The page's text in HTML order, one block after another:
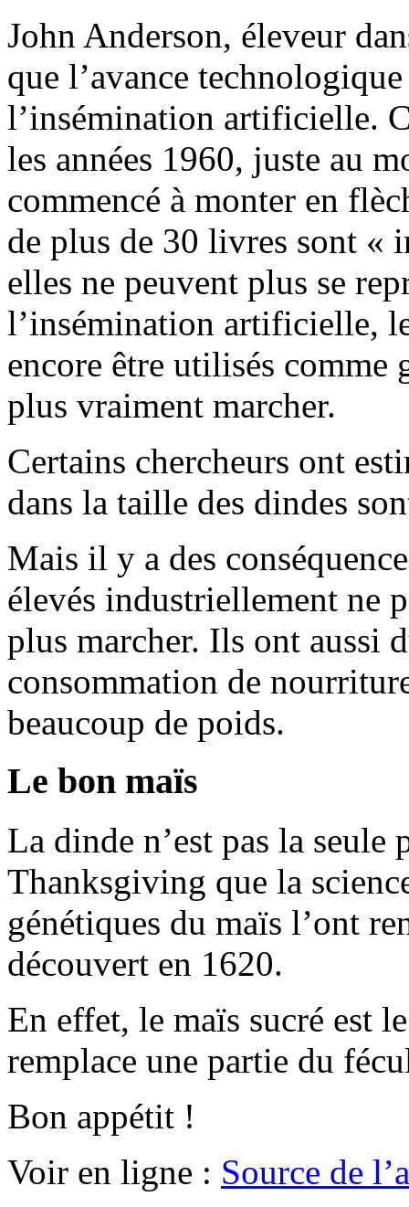
John Anderson, éleveur
que l’avance
l’insémination artificielle.
les années 1960, juste au
commencé à monter en
de plus de 30 livres sont «
elles ne peuvent plus se
l’insémination artificielle,
encore être utilisés comme
plus vraiment marcher.
Certains chercheurs ont
dans la taille des dindes
Mais il y a des
élevés industriellement ne
plus marcher. Ils ont aussi
consommation de
beaucoup de poids.
Le bon maïs
La dinde n’est pas la seule
Thanksgiving que la
génétiques du maïs l’ont
découvert en 1620.
En effet, le maïs sucré est
remplace une partie du
Bon appétit !
Voir en ligne : Source de